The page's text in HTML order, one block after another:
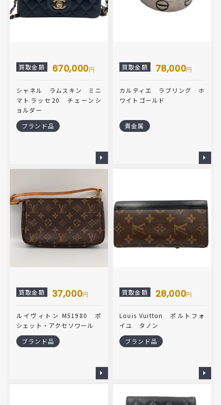
買取金額 670,000円
シャネル ラムスキン ミニ
マトラッセ20 チェーンシ
ョルダー
ブランド品
買取金額 78,000円
カルティエ ラブリング ホ
ワイトゴールド
貴金属
買取金額 37,000円
ルイヴィトン M51980 ポ
シェット・アクセソワール
ブランド品
買取金額 28,000円
Louis Vuitton ポルトフォ
イユ タノン
ブランド品